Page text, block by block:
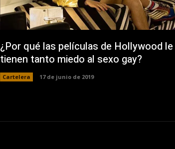
¿Por qué las películas de Hollywood le
tienen tanto miedo al sexo gay?
Cartelera 17 de junio de 2019